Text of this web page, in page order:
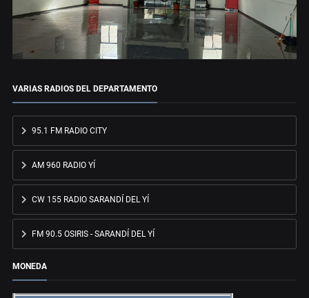
VARIAS RADIOS DEL DEPARTAMENTO
95.1 FM RADIO CITY
AM 960 RADIO YÍ
CW 155 RADIO SARANDÍ DEL YÍ
FM 90.5 OSIRIS - SARANDÍ DEL YÍ
MONEDA